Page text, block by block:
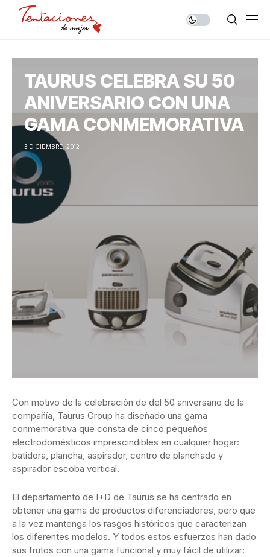
TAURUS CELEBRA SU 50
ANIVERSARIO CON UNA
GAMA CONMEMORATIVA
3 DICIEMBRE, 2012
Con motivo de la celebración de del 50 aniversario de la
compañía, Taurus Group ha diseñado una gama
conmemorativa que consta de cinco pequeños
electrodomésticos imprescindibles en cualquier hogar:
batidora, plancha, aspirador, centro de planchado y
aspirador escoba vertical.
El departamento de I+D de Taurus se ha centrado en
obtener una gama de productos diferenciadores, pero que
a la vez mantenga los rasgos históricos que caracterizan
los diferentes modelos. Y todos estos esfuerzos han dado
sus frutos con una gama funcional y muy fácil de utilizar: